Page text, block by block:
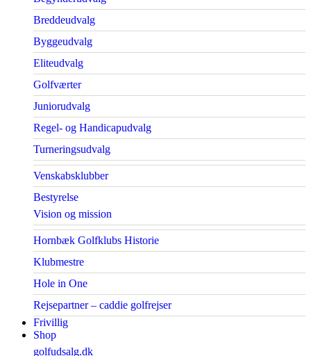
Breddeudvalg
Byggeudvalg
Eliteudvalg
Golfværter
Juniorudvalg
Regel- og Handicapudvalg
Turneringsudvalg
Venskabsklubber
Bestyrelse
Vision og mission
Hornbæk Golfklubs Historie
Klubmestre
Hole in One
Rejsepartner – caddie golfrejser
Frivillig
Shop
golfudsalg.dk